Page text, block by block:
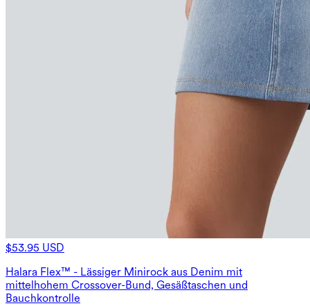
$53.95 USD
Halara Flex™ - Lässiger Minirock aus Denim mit
mittelhohem Crossover-Bund, Gesäßtaschen und
Bauchkontrolle